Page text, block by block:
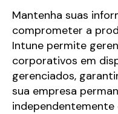
Mantenha suas
comprometer a
Intune permite
corporativos em
gerenciados,
sua empresa